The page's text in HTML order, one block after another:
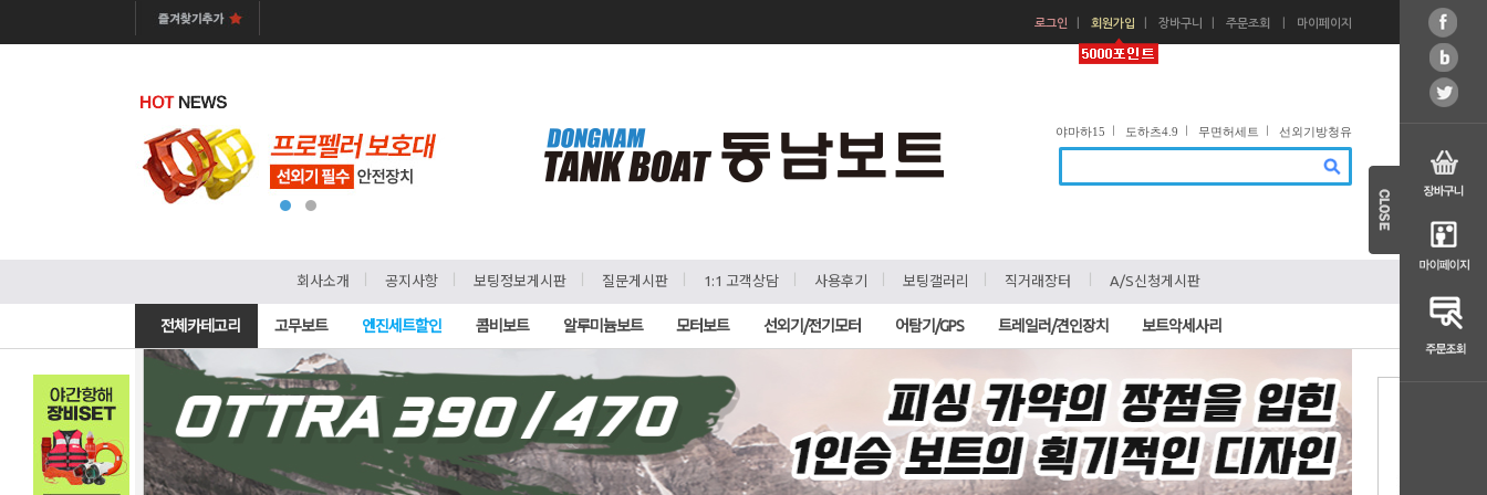
로그인 회원가입 장바구니 주문조회 마이페이지
야마하15 ㅣ 도하츠4.9 ㅣ 무면허세트 ㅣ 선외기방청유
회사소개 공지사항 보팅정보게시판 질문게시판 1:1 고객상담 사용후기 보팅갤러리 직거래장터 A/S신청게시판
전체카테고리 고무보트 엔진세트할인 콤비보트 알루미늄보트 모터보트 선외기/전기모터 어탐기/GPS 트레일러/견인장치 보트악세사리